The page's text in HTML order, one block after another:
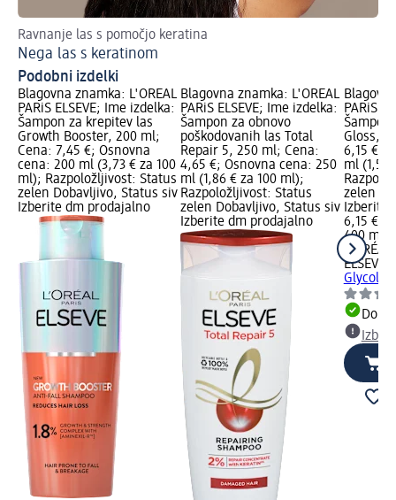
Ravnanje las s pomočjo keratina
Nega las s keratinom
Podobni izdelki
Blagovna znamka: L'ORÉAL
PARiS ELSEVE; Ime izdelka:
Šampon za krepitev las
Growth Booster, 200 ml;
Cena: 7,45 €; Osnovna
cena: 200 ml (3,73 € za 100
ml); Razpoložljivost: Status
zelen Dobavljivo, Status siv
Izberite dm prodajalno
Blagovna znamka: L'ORÉAL
PARiS ELSEVE; Ime izdelka:
Šampon za obnovo
poškodovanih las Total
Repair 5, 250 ml; Cena:
4,65 €; Osnovna cena: 250
ml (1,86 € za 100 ml);
Razpoložljivost: Status
zelen Dobavljivo, Status siv
Izberite dm prodajalno
PARiS
Šampon
Gloss,
6,15 €;
ml (1,54
zelen
Izberite
6,15 €
400 ml
ELSEVE
Glycolic